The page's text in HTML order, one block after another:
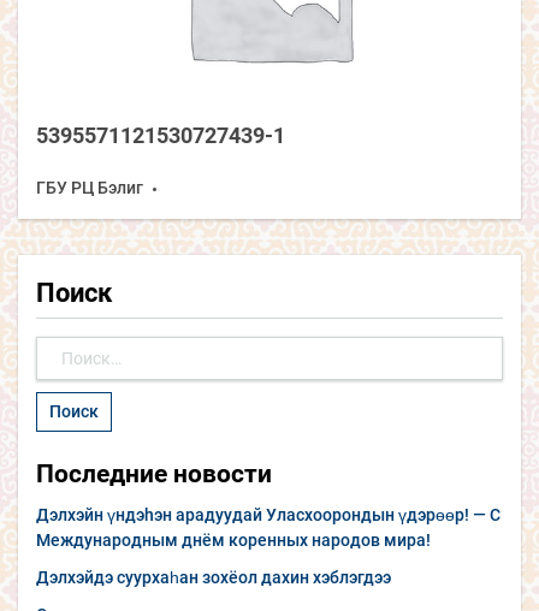
5395571121530727439-1
ГБУ РЦ Бэлиг
Поиск
Последние новости
Дэлхэйн үндэhэн арадуудай Уласхоорондын үдэрөөр! — С
Международным днём коренных народов мира!
Дэлхэйдэ суурхаһан зохёол дахин хэблэгдээ